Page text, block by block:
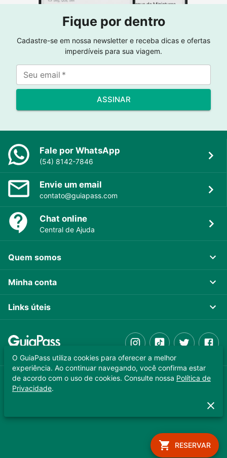
RESERVAR
Fique por dentro
Cadastre-se em nossa newsletter e receba dicas e ofertas
imperdíveis para sua viagem.
Seu email *
ASSINAR
Fale por WhatsApp
(54) 8142-7846
Envie um email
contato@guiapass.com
Chat online
Central de Ajuda
Quem somos
Minha conta
Links úteis
GUIAPASS TECNOLOGIA LTDA. CNPJ 37.989.806/0001-64
Copyright © 2025 - Todos os direitos reservados
O GuiaPass utiliza cookies para oferecer a melhor
experiência. Ao continuar navegando, você confirma estar
de acordo com o uso de cookies. Consulte nossa Política de
Privacidade.